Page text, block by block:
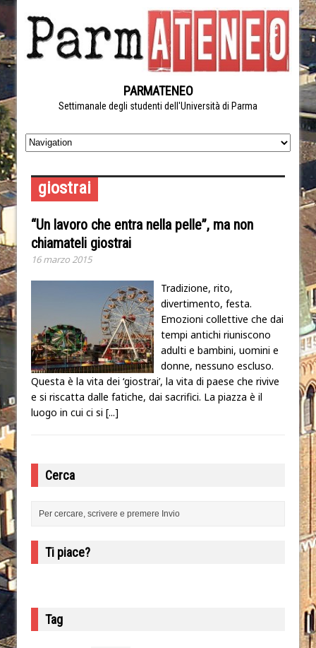
PARMATENEO
Settimanale degli studenti dell'Università di Parma
giostrai
“Un lavoro che entra nella pelle”, ma non
chiamateli giostrai
16 marzo 2015
Tradizione, rito,
divertimento, festa.
Emozioni collettive che dai
tempi antichi riuniscono
adulti e bambini, uomini e
donne, nessuno escluso.
Questa è la vita dei ‘giostrai’, la vita di paese che rivive
e si riscatta dalle fatiche, dai sacrifici. La piazza è il
luogo in cui ci si [...]
Cerca
Ti piace?
Tag